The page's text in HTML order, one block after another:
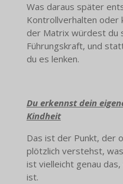
Was daraus später
Kontrollverhalten oder
der Matrix würdest du
Führungskraft, und
du es lenken.
Du erkennst dein
Kindheit
Das ist der Punkt, der
plötzlich verstehst,
ist vielleicht genau
ist.